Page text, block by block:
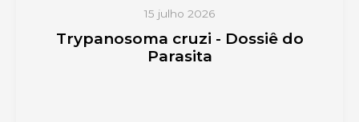
15 julho 2026
Trypanosoma cruzi - Dossiê do
Parasita